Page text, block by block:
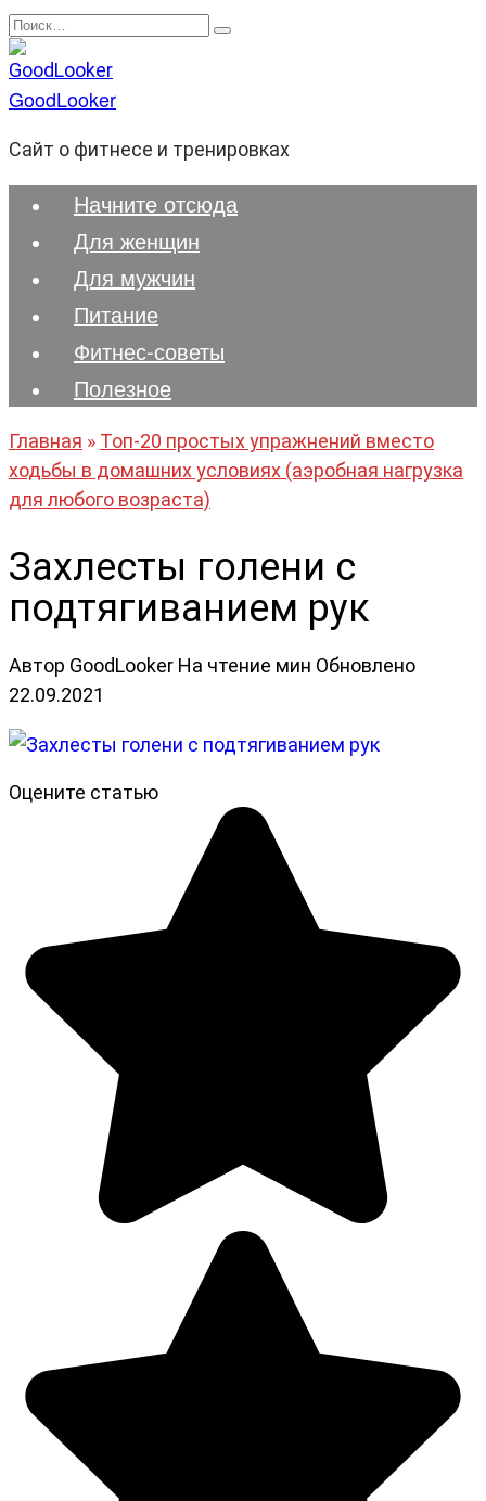
Перейти
к
содержанию
Search
for:
GoodLooker
Сайт о фитнесе и тренировках
Начните отсюда
Для женщин
Для мужчин
Питание
Фитнес-советы
Полезноe
Главная » Топ-20 простых упражнений вместо
ходьбы в домашних условиях (аэробная нагрузка
для любого возраста)
Захлесты голени с
подтягиванием рук
Автор GoodLooker На чтение мин Обновлено
22.09.2021
Оцените статью